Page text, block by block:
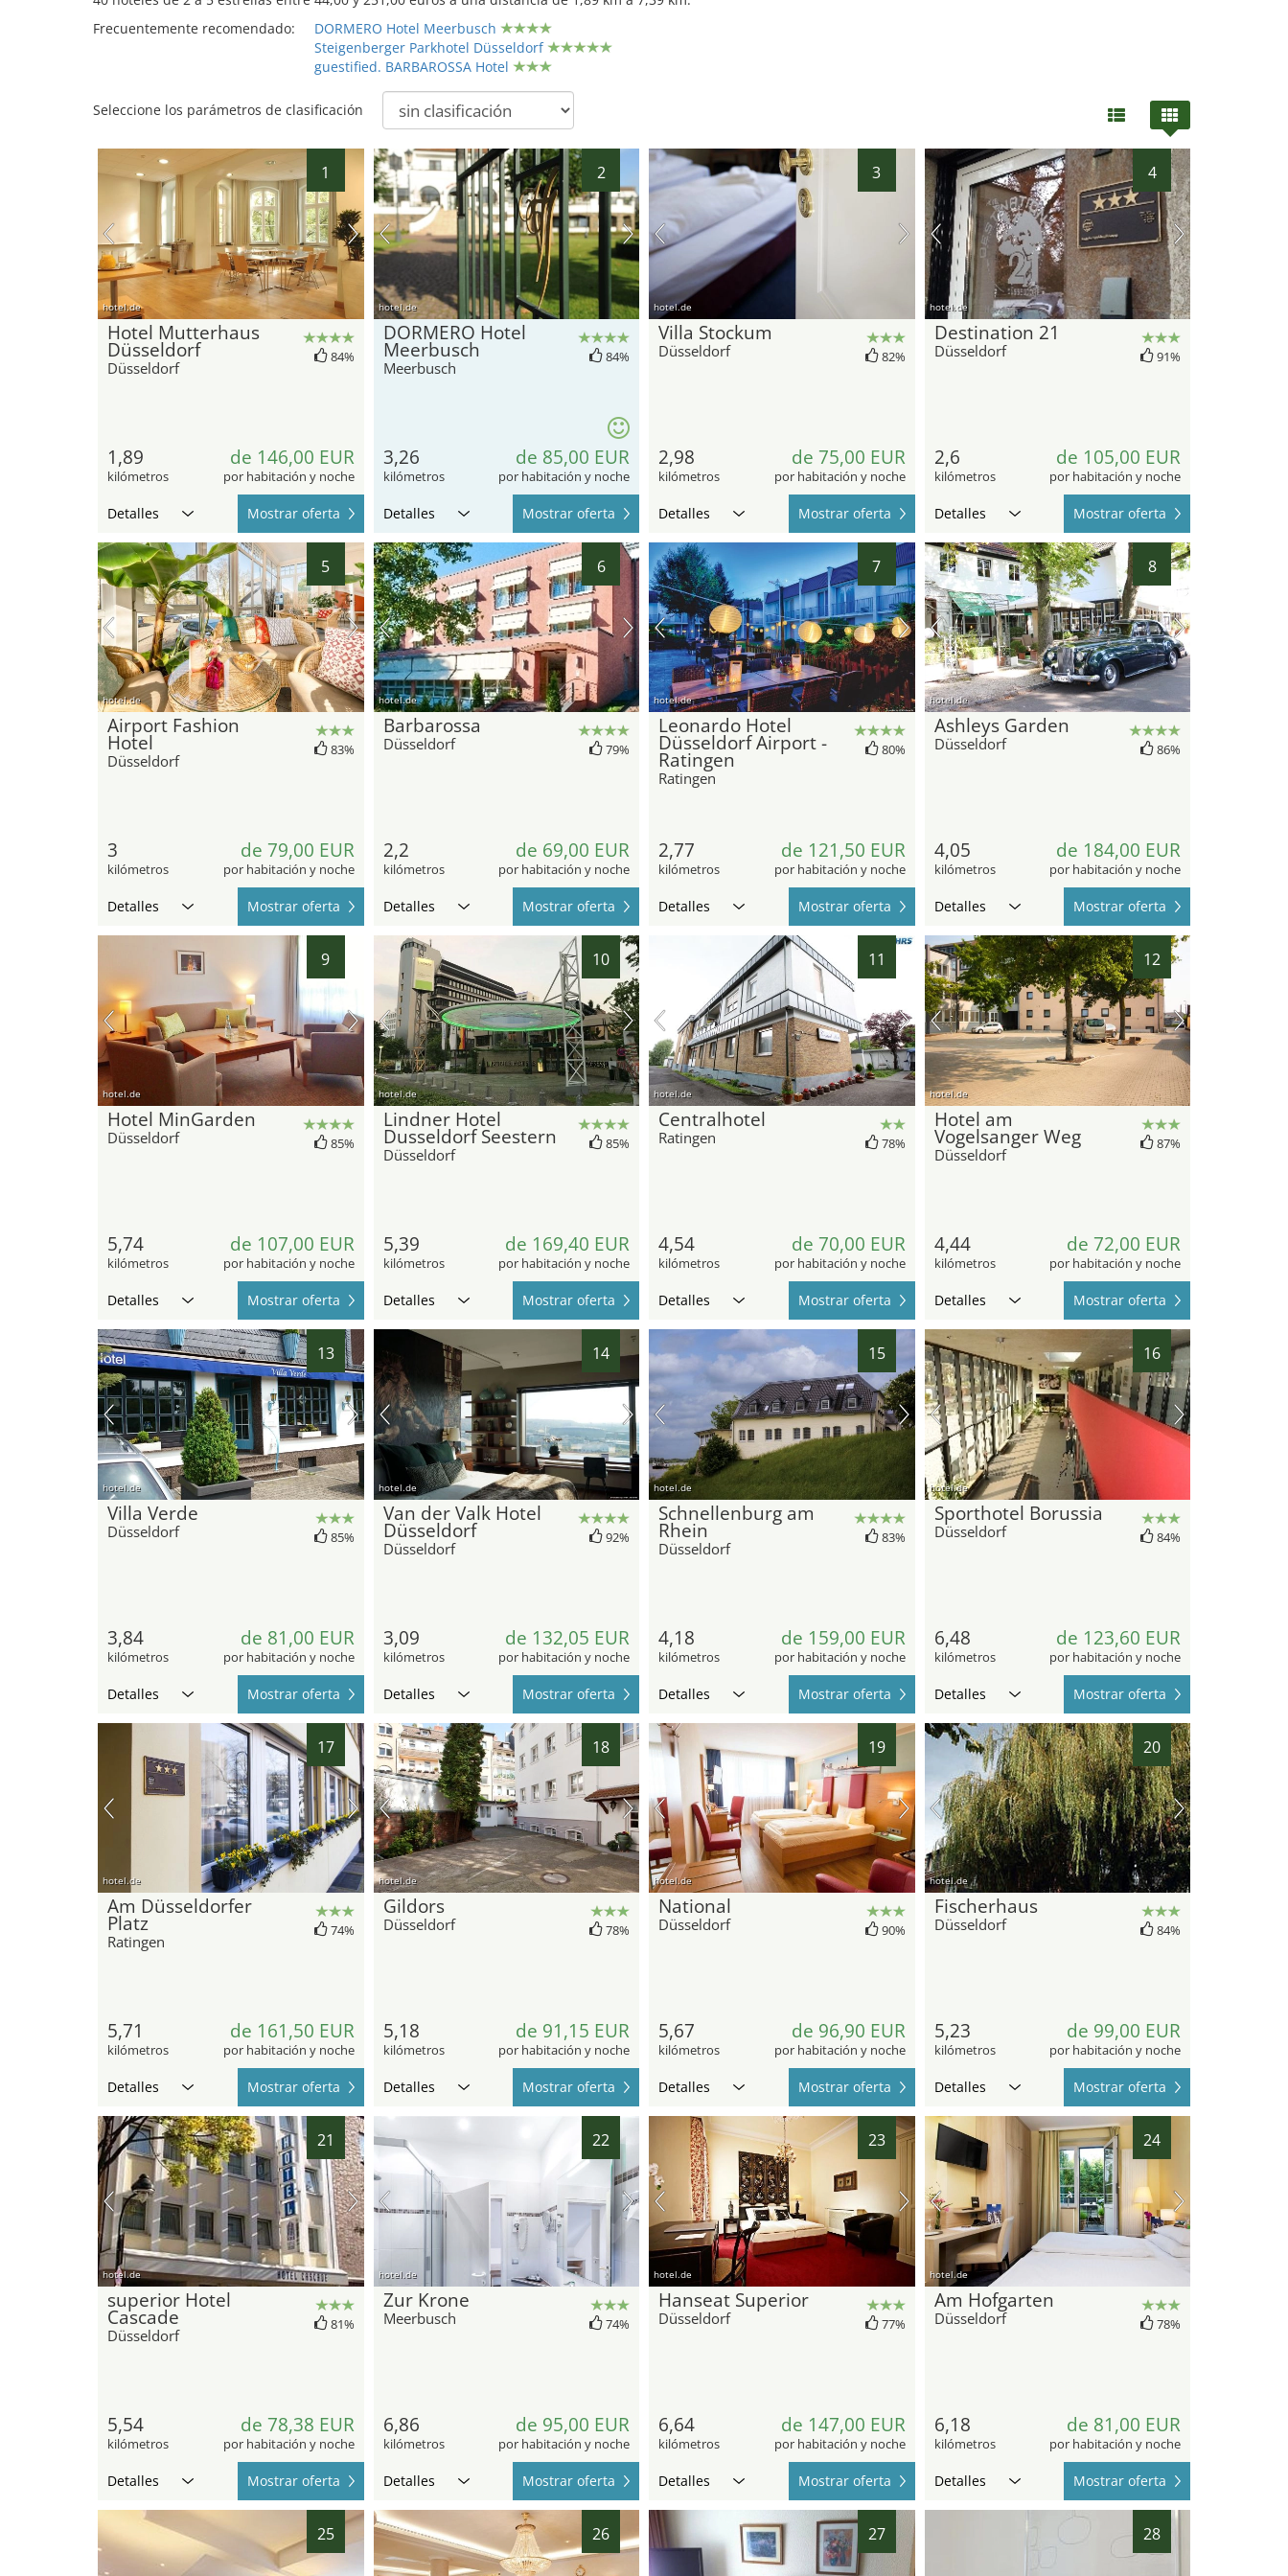
Frecuentemente recomendado:
DORMERO Hotel Meerbusch
Steigenberger Parkhotel Düsseldorf
guestified. BARBAROSSA Hotel
Seleccione los parámetros de clasificación
1
hotel.de
Hotel Mutterhaus
Düsseldorf
Düsseldorf
84%
1,89
kilómetros
de 146,00 EUR
por habitación y noche
Detalles Mostrar oferta
2
hotel.de
DORMERO Hotel
Meerbusch
Meerbusch
84%
3,26
kilómetros
de 85,00 EUR
por habitación y noche
Detalles Mostrar oferta
3
hotel.de
Villa Stockum
Düsseldorf 82%
2,98
kilómetros
de 75,00 EUR
por habitación y noche
Detalles Mostrar oferta
4
hotel.de
Destination 21
Düsseldorf 91%
2,6
kilómetros
de 105,00 EUR
por habitación y noche
Detalles Mostrar oferta
5
hotel.de
Airport Fashion
Hotel
Düsseldorf
83%
3
kilómetros
de 79,00 EUR
por habitación y noche
Detalles Mostrar oferta
6
hotel.de
Barbarossa
Düsseldorf 79%
2,2
kilómetros
de 69,00 EUR
por habitación y noche
Detalles Mostrar oferta
7
hotel.de
Leonardo Hotel
Düsseldorf Airport -
Ratingen
Ratingen
80%
2,77
kilómetros
de 121,50 EUR
por habitación y noche
Detalles Mostrar oferta
8
hotel.de
Ashleys Garden
Düsseldorf 86%
4,05
kilómetros
de 184,00 EUR
por habitación y noche
Detalles Mostrar oferta
9
hotel.de
Hotel MinGarden
Düsseldorf 85%
5,74
kilómetros
de 107,00 EUR
por habitación y noche
Detalles Mostrar oferta
10
hotel.de
Lindner Hotel
Dusseldorf Seestern
Düsseldorf
85%
5,39
kilómetros
de 169,40 EUR
por habitación y noche
Detalles Mostrar oferta
11
hotel.de
Centralhotel
Ratingen 78%
4,54
kilómetros
de 70,00 EUR
por habitación y noche
Detalles Mostrar oferta
12
hotel.de
Hotel am
Vogelsanger Weg
Düsseldorf
87%
4,44
kilómetros
de 72,00 EUR
por habitación y noche
Detalles Mostrar oferta
13
hotel.de
Villa Verde
Düsseldorf 85%
3,84
kilómetros
de 81,00 EUR
por habitación y noche
Detalles Mostrar oferta
14
hotel.de
Van der Valk Hotel
Düsseldorf
Düsseldorf
92%
3,09
kilómetros
de 132,05 EUR
por habitación y noche
Detalles Mostrar oferta
15
hotel.de
Schnellenburg am
Rhein
Düsseldorf
83%
4,18
kilómetros
de 159,00 EUR
por habitación y noche
Detalles Mostrar oferta
16
hotel.de
Sporthotel Borussia
Düsseldorf 84%
6,48
kilómetros
de 123,60 EUR
por habitación y noche
Detalles Mostrar oferta
17
hotel.de
Am Düsseldorfer
Platz
Ratingen
74%
5,71
kilómetros
de 161,50 EUR
por habitación y noche
Detalles Mostrar oferta
18
hotel.de
Gildors
Düsseldorf 78%
5,18
kilómetros
de 91,15 EUR
por habitación y noche
Detalles Mostrar oferta
19
hotel.de
National
Düsseldorf 90%
5,67
kilómetros
de 96,90 EUR
por habitación y noche
Detalles Mostrar oferta
20
hotel.de
Fischerhaus
Düsseldorf 84%
5,23
kilómetros
de 99,00 EUR
por habitación y noche
Detalles Mostrar oferta
21
hotel.de
superior Hotel
Cascade
Düsseldorf
81%
5,54
kilómetros
de 78,38 EUR
por habitación y noche
Detalles Mostrar oferta
22
hotel.de
Zur Krone
Meerbusch 74%
6,86
kilómetros
de 95,00 EUR
por habitación y noche
Detalles Mostrar oferta
23
hotel.de
Hanseat Superior
Düsseldorf 77%
6,64
kilómetros
de 147,00 EUR
por habitación y noche
Detalles Mostrar oferta
24
hotel.de
Am Hofgarten
Düsseldorf 78%
6,18
kilómetros
de 81,00 EUR
por habitación y noche
Detalles Mostrar oferta
25 26 27 28